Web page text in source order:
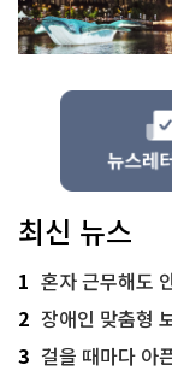
최신 뉴스
1 혼자 근무해도
2 장애인 맞춤형 보
3 걸을 때마다 아픈